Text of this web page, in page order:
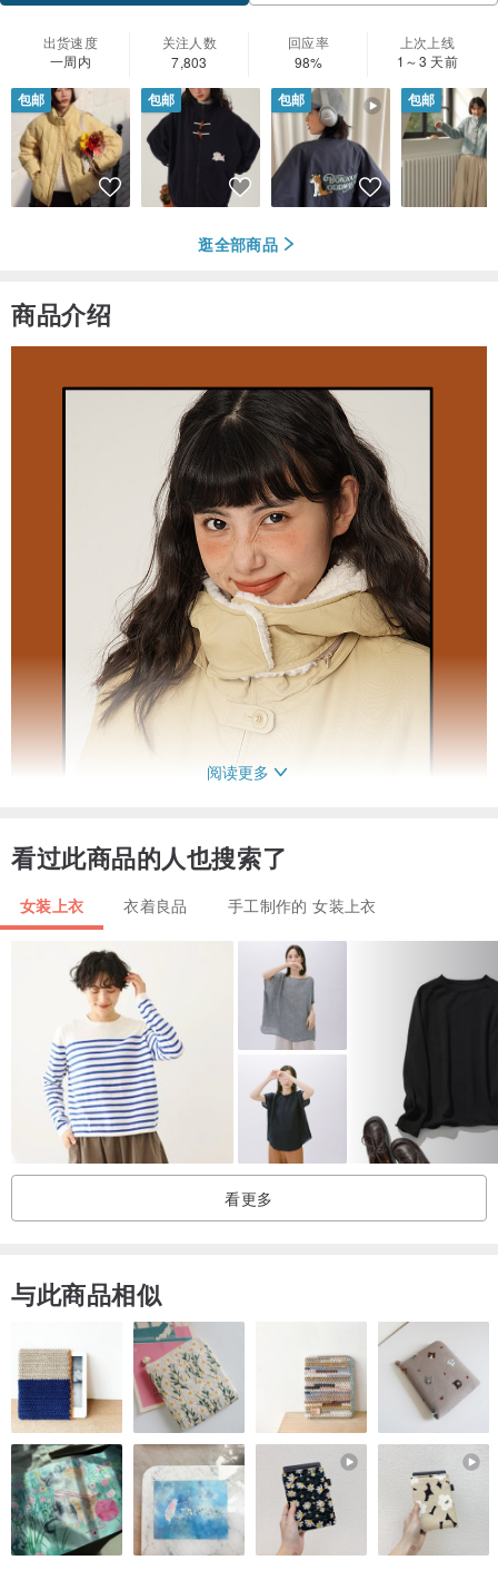
出货速度
一周内
关注人数
7,803
回应率
98%
上次上线
1～3 天前
包邮 包邮 包邮 包邮
逛全部商品
商品介绍
阅读更多
看过此商品的人也搜索了
女装上衣 衣着良品 手工制作的 女装上衣
看更多
与此商品相似